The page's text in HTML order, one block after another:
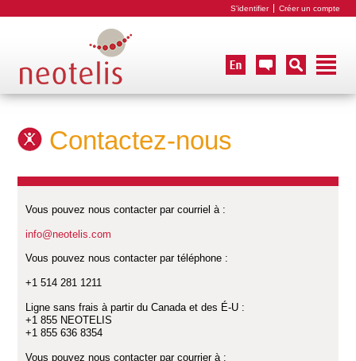
S'identifier Créer un compte
Contactez-nous
Vous pouvez nous contacter par courriel à :
info@neotelis.com
Vous pouvez nous contacter par téléphone :
+1 514 281 1211
Ligne sans frais à partir du Canada et des É-U :
+1 855 NEOTELIS
+1 855 636 8354
Vous pouvez nous contacter par courrier à :